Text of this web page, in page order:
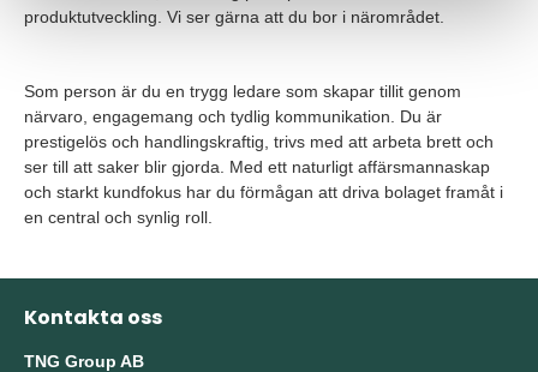
produktutveckling. Vi ser gärna att du bor i närområdet.
Som person är du en trygg ledare som skapar tillit genom
närvaro, engagemang och tydlig kommunikation. Du är
prestigelös och handlingskraftig, trivs med att arbeta brett och
ser till att saker blir gjorda. Med ett naturligt affärsmannaskap
och starkt kundfokus har du förmågan att driva bolaget framåt i
en central och synlig roll.
Kontakta oss
TNG Group AB